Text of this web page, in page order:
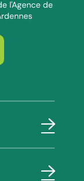
l'Agence de